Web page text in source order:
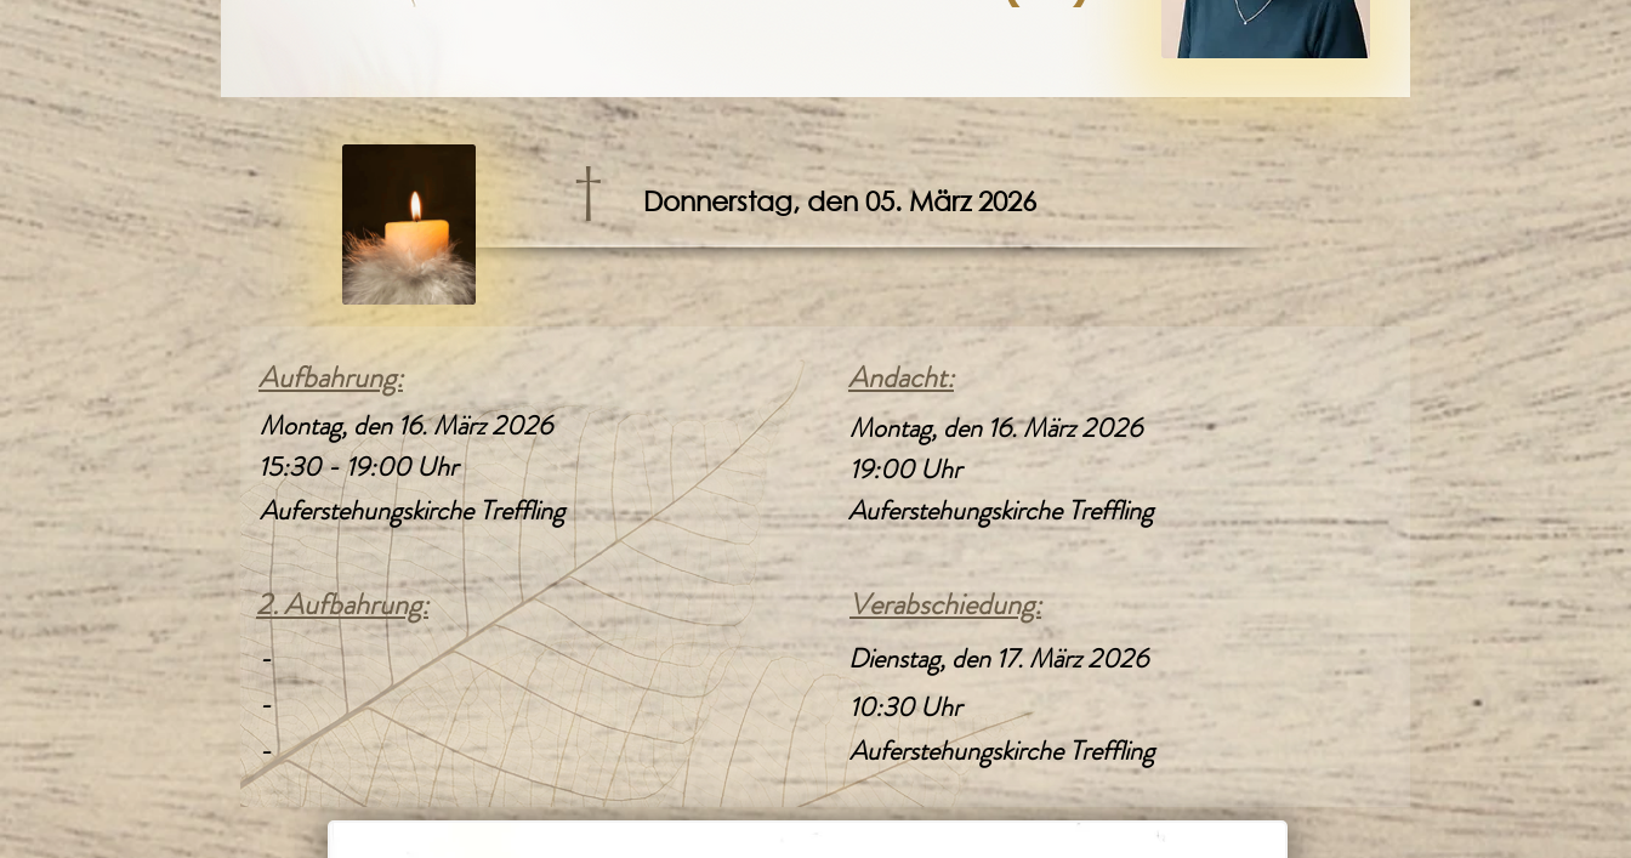
Donnerstag, den 05. März 2026
†
Aufbahrung:
Montag, den 16. März 2026
15:30 - 19:00 Uhr
Auferstehungskirche Treffling
-
-
-
2. Aufbahrung:
Andacht:
Montag, den 16. März 2026
19:00 Uhr
Auferstehungskirche Treffling
Verabschiedung:
Dienstag, den 17. März 2026
10:30 Uhr
Auferstehungskirche Treffling